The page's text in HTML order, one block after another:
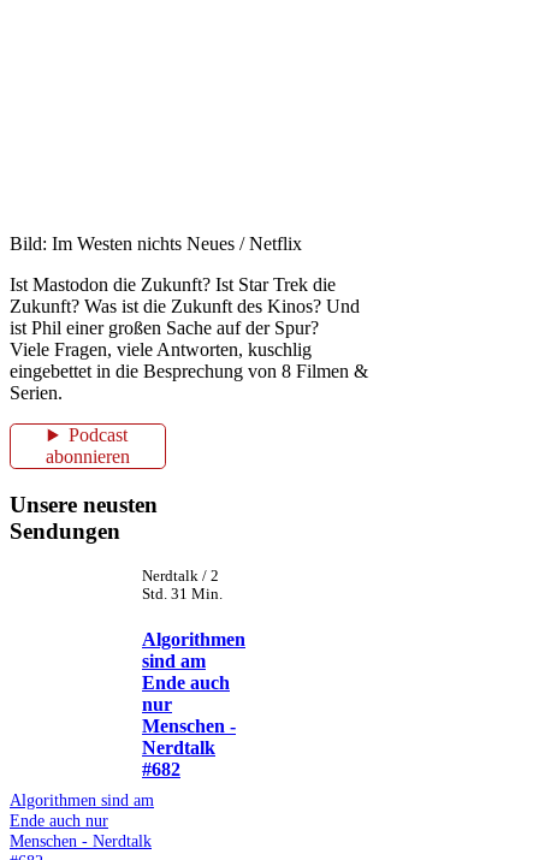
Bild: Im Westen nichts Neues / Netflix
Ist Mastodon die Zukunft? Ist Star Trek die
Zukunft? Was ist die Zukunft des Kinos? Und
ist Phil einer großen Sache auf der Spur?
Viele Fragen, viele Antworten, kuschlig
eingebettet in die Besprechung von 8 Filmen &
Serien.
Podcast
abonnieren
Unsere neusten
Sendungen
Nerdtalk / 2
Std. 31 Min.
Algorithmen
sind am
Ende auch
nur
Menschen -
Nerdtalk
#682
Algorithmen sind am
Ende auch nur
Menschen - Nerdtalk